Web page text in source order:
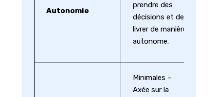
Autonomie
prendre des
décisions et de
livrer de manière
autonome.
Minimales –
Axée sur la